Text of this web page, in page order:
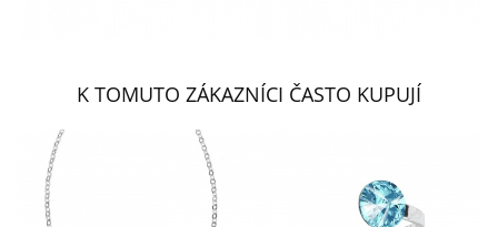
K TOMUTO ZÁKAZNÍCI ČASTO KUPUJÍ